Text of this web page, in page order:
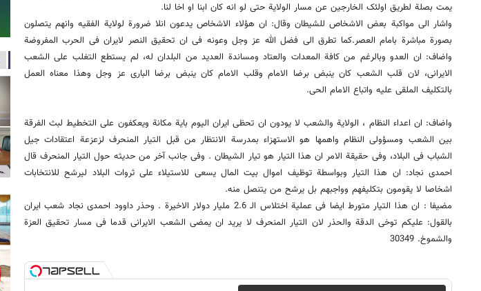
یمت بصلة لطریق اولئک الخارجین عن مسار الولایة حتى لو انه کان ابنا او اخا لنا.
واشار الى مواکبة بعض الاشخاص للشیطان وقال: ان هؤلاء الاشخاص یدعون انلا ضرورة لولایة الفقیه وانهم یتصلون
بصورة مباشرة بامام العصر.کما تطرق الى فضل الله عز وجل وعونه فی ان تحقیق النصر لایران فی الحرب المفروضة
واضاف: ان العدو وبالرغم من کافة المعدات والعتاد ومساندة العدید من البلدان له، لم یستطع التغلب على الشعب
الایرانی، لان قلب الشعب کان ینبض برضا الامام وقلب الامام کان ینبض برضا الباری عز وجل وهذا معناه العمل
بالتکلیف الملقى علیه واتباع الامام الحی.
واضاف: ان اعداء النظام ، الولایة والشعب لا یودون ان تحظى ایران الیوم بایة مکانة ویعکفون على التخطیط لبث الفرقة
بین الشعب ومسؤولی النظام واهمها هو الاستهزاء بمدرسة الانتظار من قبل التیار المنحرف لزعزعة اعتقادات جیل
الشباب فی البلاد، وفی حقیقة الامر ان هذا التیار هو تیار الشیطان . وفی جانب آخر من حدیثه حول التیار المنحرف قال
احمدی نجاد: ان هذا التیار وبواسطة توظیف اموال بیت المال یسعى للاستیلاء على ثروات البلاد لیرشح للانتخابات
اشخاصا لا یقومون بتکلیفهم وواجبهم بل یرشح من یتنصل منه.
مضیفا : ان هذا التیار متورط ایضا فی عملیة اختلاس الـ 2.6 ملیار دولار الاخیرة . وحذر داوود احمدی نجاد شعب ایران
بالقول: علیکم توخی الدقة والحذر لان التیار المنحرف لا یرید ان یمضی الشعب الایرانی قدما فی مسار تحقیق العزة
والشموخ. 30349